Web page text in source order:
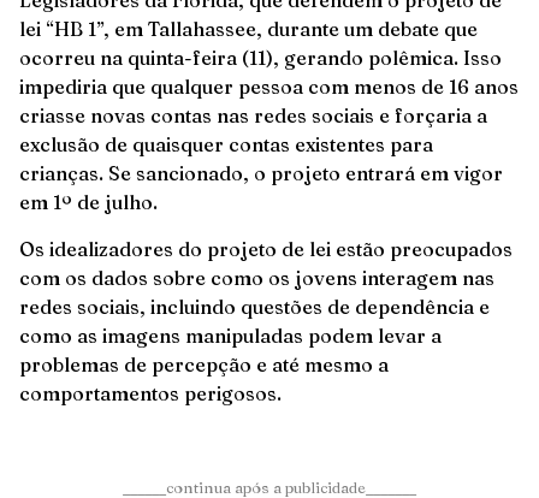
lei “HB 1”, em Tallahassee, durante um debate que
ocorreu na quinta-feira (11), gerando polêmica. Isso
impediria que qualquer pessoa com menos de 16 anos
criasse novas contas nas redes sociais e forçaria a
exclusão de quaisquer contas existentes para
crianças. Se sancionado, o projeto entrará em vigor
em 1º de julho.
Os idealizadores do projeto de lei estão preocupados
com os dados sobre como os jovens interagem nas
redes sociais, incluindo questões de dependência e
como as imagens manipuladas podem levar a
problemas de percepção e até mesmo a
comportamentos perigosos.
______continua após a publicidade_______